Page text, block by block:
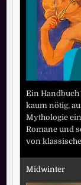
Ein Handbuch
kaum nötig,
Mythologie
Romane und
von
Midwinter